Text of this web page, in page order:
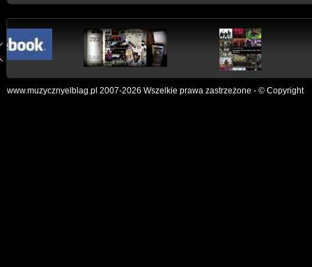
www.muzycznyelblag.pl 2007-2026 Wszelkie prawa zastrzeżone - © Copyright